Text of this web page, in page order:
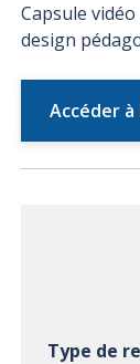
Capsule
design
Accéder
Type de